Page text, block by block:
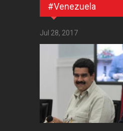
#Venezuela
Jul 28, 2017